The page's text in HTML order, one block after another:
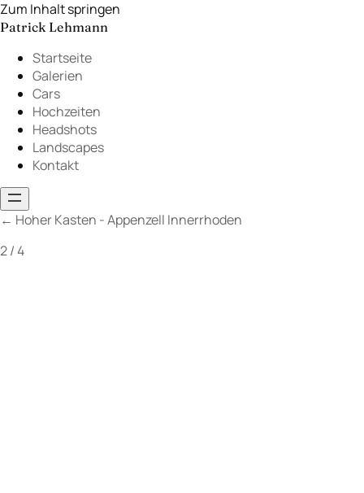
Zum Inhalt springen
Patrick Lehmann
Startseite
Galerien
Cars
Hochzeiten
Headshots
Landscapes
Kontakt
← Hoher Kasten - Appenzell Innerrhoden
2 / 4